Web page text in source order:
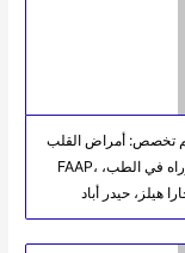
تخصص: أمراض القلب
للأطفال مؤهلات: بكالوريوس الطب والجراحة، دكتوراه في الطب، FAAP،